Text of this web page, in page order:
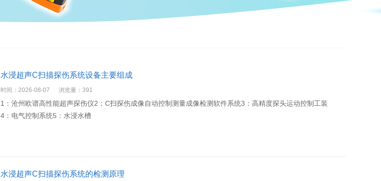
水浸超声C扫描探伤系统设备主要组成
时间：2026-08-07 浏览量：391
1：沧州欧谱高性能超声探伤仪2：C扫探伤成像自动控制测量成像检测软件系统3：高精度探头运动控制工装
4：电气控制系统5：水浸水槽
水浸超声C扫描探伤系统的检测原理